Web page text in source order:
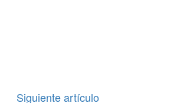
Siguiente artículo